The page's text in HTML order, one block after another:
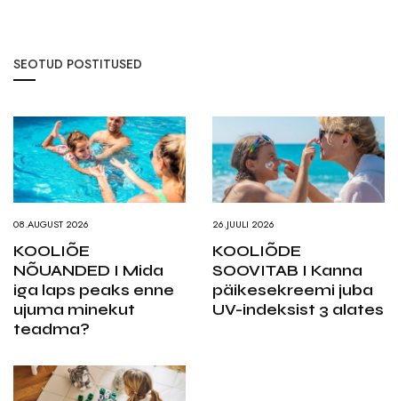
SEOTUD POSTITUSED
08.AUGUST 2026
KOOLIÕE
NÕUANDED I Mida
iga laps peaks enne
ujuma minekut
teadma?
26.JUULI 2026
KOOLIÕDE
SOOVITAB I Kanna
päikesekreemi juba
UV-indeksist 3 alates